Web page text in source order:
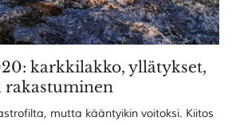
karkkilakko, yllätykset,
rakastuminen
mutta kääntyikin voitoksi. Kiitos